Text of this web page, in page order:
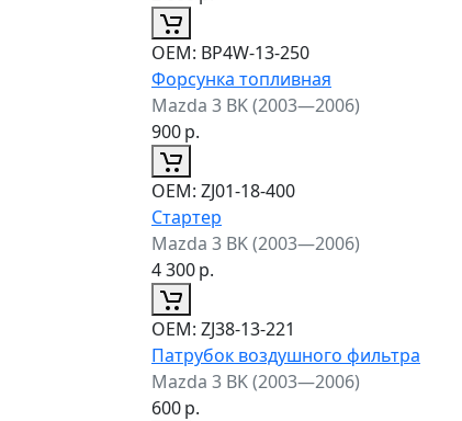
ОЕМ: BP4W-13-250
Форсунка топливная
Mazda 3 BK (2003—2006)
900р.
ОЕМ: ZJ01-18-400
Стартер
Mazda 3 BK (2003—2006)
4 300р.
ОЕМ: ZJ38-13-221
Патрубок воздушного фильтра
Mazda 3 BK (2003—2006)
600р.